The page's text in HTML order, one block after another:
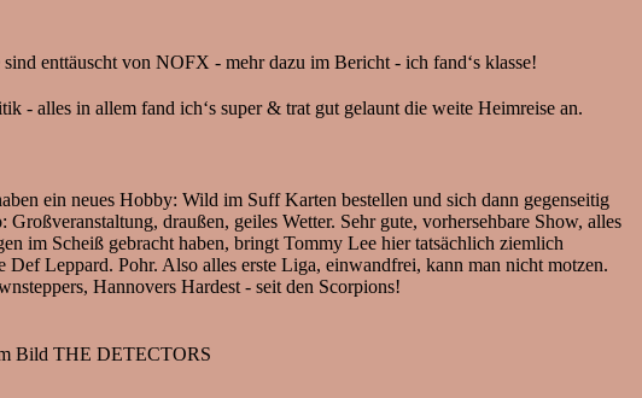
enttäuscht von NOFX - mehr dazu im Bericht - ich fand‘s klasse!
- alles in allem fand ich‘s super & trat gut gelaunt die weite Heimreise an.
ein neues Hobby: Wild im Suff Karten bestellen und sich dann gegenseitig
draußen, geiles Wetter. Sehr gute, vorhersehbare Show, alles
im Scheiß gebracht haben, bringt Tommy Lee hier tatsächlich ziemlich
Leppard. Pohr. Also alles erste Liga, einwandfrei, kann man nicht motzen.
Hannovers Hardest - seit den Scorpions!
Bild THE DETECTORS